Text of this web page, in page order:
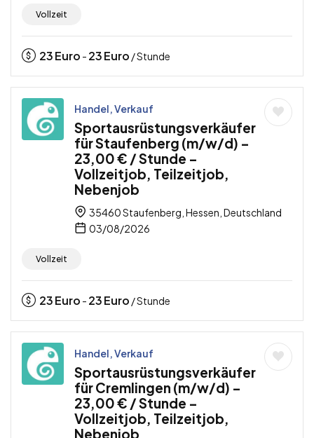
Vollzeit
23Euro - 23Euro / Stunde
Handel, Verkauf
Sportausrüstungsverkäufer
für Staufenberg (m/w/d) –
23,00 € / Stunde –
Vollzeitjob, Teilzeitjob,
Nebenjob
35460 Staufenberg, Hessen, Deutschland
03/08/2026
Vollzeit
23Euro - 23Euro / Stunde
Handel, Verkauf
Sportausrüstungsverkäufer
für Cremlingen (m/w/d) –
23,00 € / Stunde –
Vollzeitjob, Teilzeitjob,
Nebenjob